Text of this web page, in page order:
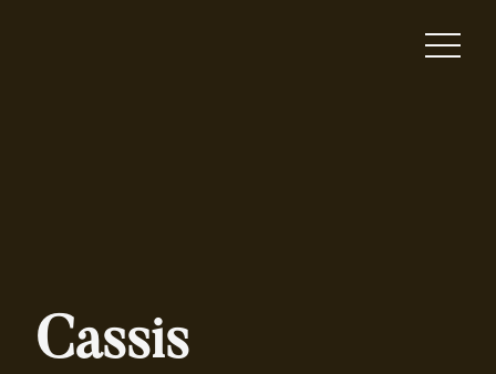
Cassis